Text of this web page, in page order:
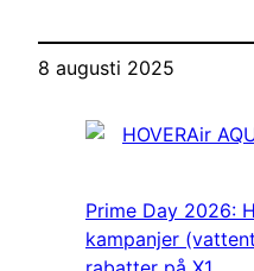
8 augusti 2025
Prime Day 2026:
kampanjer